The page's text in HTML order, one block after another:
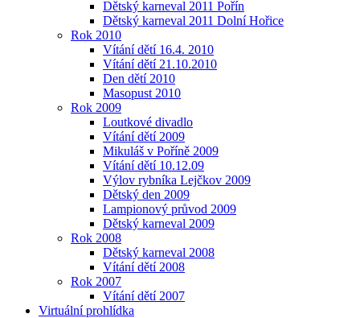
Dětský karneval 2011 Pořín
Dětský karneval 2011 Dolní Hořice
Rok 2010
Vítání dětí 16.4. 2010
Vítání dětí 21.10.2010
Den dětí 2010
Masopust 2010
Rok 2009
Loutkové divadlo
Vítání dětí 2009
Mikuláš v Poříně 2009
Vítání dětí 10.12.09
Výlov rybníka Lejčkov 2009
Dětský den 2009
Lampionový průvod 2009
Dětský karneval 2009
Rok 2008
Dětský karneval 2008
Vítání dětí 2008
Rok 2007
Vítání dětí 2007
Virtuální prohlídka